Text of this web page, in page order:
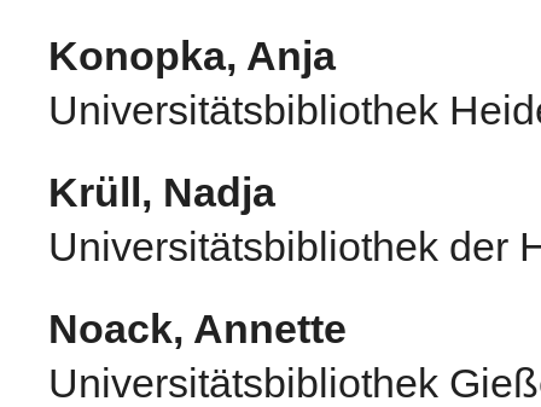
Konopka, Anja
Universitätsbibliothek
Krüll, Nadja
Universitätsbibliothek der
Noack, Annette
Universitätsbibliothek